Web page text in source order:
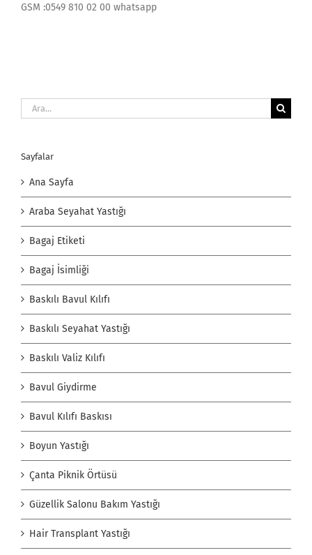
GSM :0549 810 02 00 whatsapp
Ara:
Sayfalar
Ana Sayfa
Araba Seyahat Yastığı
Bagaj Etiketi
Bagaj İsimliği
Baskılı Bavul Kılıfı
Baskılı Seyahat Yastığı
Baskılı Valiz Kılıfı
Bavul Giydirme
Bavul Kılıfı Baskısı
Boyun Yastığı
Çanta Piknik Örtüsü
Güzellik Salonu Bakım Yastığı
Hair Transplant Yastığı